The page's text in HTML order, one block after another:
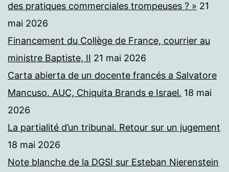
des pratiques commerciales trompeuses ? » 21
mai 2026
Financement du Collège de France, courrier au
ministre Baptiste, II 21 mai 2026
Carta abierta de un docente francés a Salvatore
Mancuso. AUC, Chiquita Brands e Israel. 18 mai
2026
La partialité d’un tribunal. Retour sur un jugement
18 mai 2026
Note blanche de la DGSI sur Esteban Nierenstein